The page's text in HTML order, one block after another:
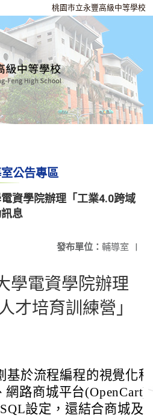
桃園市立永豐高級中等學校
公告專區
資學院辦理「工業4.0跨域
息
發布單位： 輔導室 |
學電資學院辦理
才培育訓練營」
基於流程編程的視覺化
網路商城平台
設定，還結合商城及